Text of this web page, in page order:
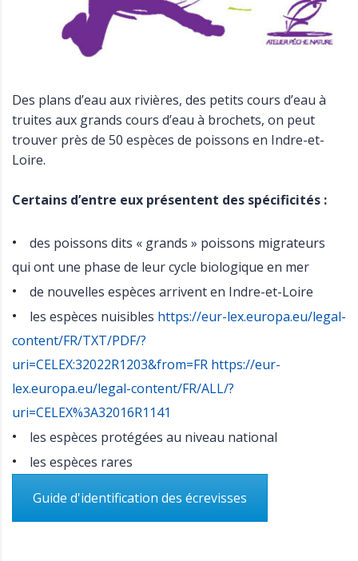
Des plans d’eau aux rivières, des petits cours d’eau à
truites aux grands cours d’eau à brochets, on peut
trouver près de 50 espèces de poissons en Indre-et-
Loire.
Certains d’entre eux présentent des spécificités :
des poissons dits « grands » poissons migrateurs
qui ont une phase de leur cycle biologique en mer
de nouvelles espèces arrivent en Indre-et-Loire
les espèces nuisibles https://eur-lex.europa.eu/legal-
content/FR/TXT/PDF/?
uri=CELEX:32022R1203&from=FR https://eur-
lex.europa.eu/legal-content/FR/ALL/?
uri=CELEX%3A32016R1141
les espèces protégées au niveau national
les espèces rares
Guide d'identification des écrevisses